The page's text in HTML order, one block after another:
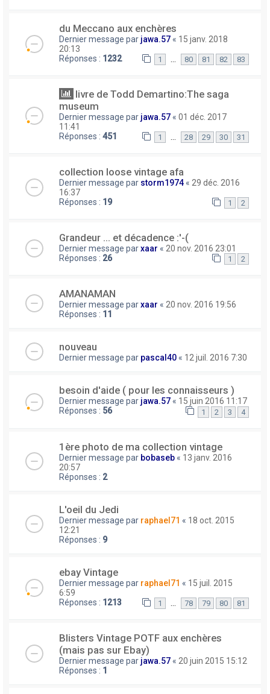
du Meccano aux enchères
Dernier message par jawa.57 « 15 janv. 2018
20:13
Réponses : 1232 1 80 81 82 83
livre de Todd Demartino:The saga
museum
Dernier message par jawa.57 « 01 déc. 2017
11:41
Réponses : 451 1 28 29 30 31
collection loose vintage afa
Dernier message par storm1974 « 29 déc. 2016
16:37
Réponses : 19 1 2
Grandeur ... et décadence :'-(
Dernier message parxaar « 20 nov. 2016 23:01
Réponses : 26 1 2
AMANAMAN
Dernier message parxaar « 20 nov. 2016 19:56
Réponses : 11
nouveau
Dernier message par pascal40 « 12 juil. 2016 7:30
besoin d'aide ( pour les connaisseurs )
Dernier message par jawa.57 « 15 juin 2016 11:17
Réponses : 56 1 2 3 4
1ère photo de ma collection vintage
Dernier message par bobaseb « 13 janv. 2016
20:57
Réponses : 2
L'oeil du Jedi
Dernier message par raphael71 « 18 oct. 2015
12:21
Réponses : 9
ebay Vintage
Dernier message par raphael71 « 15 juil. 2015
6:59
Réponses : 1213 1 78 79 80 81
Blisters Vintage POTF aux enchères
(mais pas sur Ebay)
Dernier message par jawa.57 « 20 juin 2015 15:12
Réponses : 1